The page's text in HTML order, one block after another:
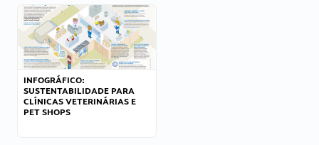
INFOGRÁFICO:
SUSTENTABILIDADE PARA
CLÍNICAS VETERINÁRIAS E
PET SHOPS